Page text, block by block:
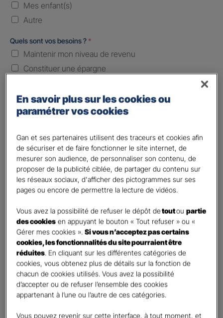
Mes enfant(s)
Autre
Quels sont vos besoins ? *
Maintenir mon niveau de revenu
Constituer une épargne
Percevoir un complément de revenu
Optimiser ma fiscalité
Plusieurs choix possibles
Vos informations :
Etes-vous déjà client Gan assurances ?*
Oui
Non
Civilité*
Madame
Monsieur
Contact*
En savoir plus sur les cookies ou
paramétrer vos cookies
Gan et ses partenaires utilisent des traceurs et cookies afin
de sécuriser et de faire fonctionner le site internet, de
mesurer son audience, de personnaliser son contenu, de
proposer de la publicité ciblée, de partager du contenu sur
les réseaux sociaux, d'afficher des pictogrammes sur ses
pages ou encore de permettre la lecture de vidéos.
Vous avez la possibilité de refuser le dépôt detoutoupartie
des cookies en appuyant le bouton « Tout refuser » ou «
Gérer mes cookies ».Si vous n’acceptez pas certains
cookies, les fonctionnalités du site pourraient être
réduites . En cliquant sur les différentes catégories de
cookies, vous obtenez plus de détails sur la fonction de
chacun de cookies utilisés. Vous avez la possibilité
d’accepter ou de refuser l’ensemble des cookies
appartenant à l’une ou l’autre de ces catégories.
Vous pouvez revenir sur cette interface, à tout moment, et